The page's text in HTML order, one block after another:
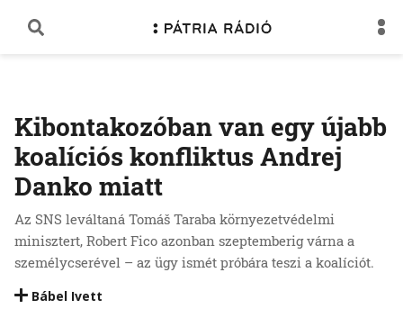
Kibontakozóban van egy újabb
koalíciós konfliktus Andrej
Danko miatt
Az SNS leváltaná Tomáš Taraba környezetvédelmi
minisztert, Robert Fico azonban szeptemberig várna a
személycserével – az ügy ismét próbára teszi a koalíciót.
Bábel Ivett